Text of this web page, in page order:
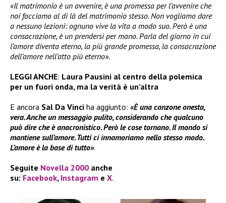
«Il matrimonio è un avvenire, è una promessa per l’avvenire che
noi facciamo al di là del matrimonio stesso. Non vogliamo dare
a nessuno lezioni: ognuno vive la vita a modo suo. Però è una
consacrazione, è un prendersi per mano. Parla del giorno in cui
l’amore diventa eterno, la più grande promessa, la consacrazione
dell’amore nell’atto più eterno».
LEGGI ANCHE: Laura Pausini al centro della polemica
per un fuori onda, ma la verità è un’altra
E ancora Sal Da Vinci ha aggiunto: «È una canzone onesta,
vera. Anche un messaggio pulito, considerando che qualcuno
può dire che è anacronistico. Però le cose tornano. Il mondo si
mantiene sull’amore. Tutti ci innamoriamo nello stesso modo.
L’amore è la base di tutto».
Seguite Novella 2000 anche
su: Facebook, Instagram e X.